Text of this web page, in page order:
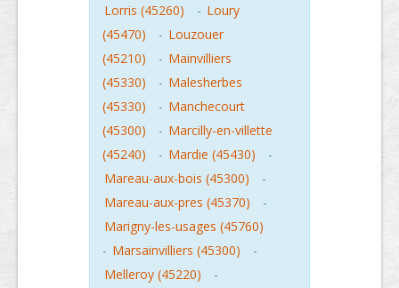
Lorris (45260)
- Loury
(45470)
- Louzouer
(45210)
- Mainvilliers
(45330)
- Malesherbes
(45330)
- Manchecourt
(45300)
- Marcilly-en-villette
(45240)
- Mardie (45430)
-
Mareau-aux-bois (45300)
-
Mareau-aux-pres (45370)
-
Marigny-les-usages (45760)
- Marsainvilliers (45300)
-
Melleroy (45220)
-